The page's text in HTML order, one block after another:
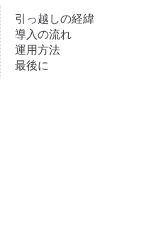
引っ越しの経緯
導入の流れ
運用方法
最後に